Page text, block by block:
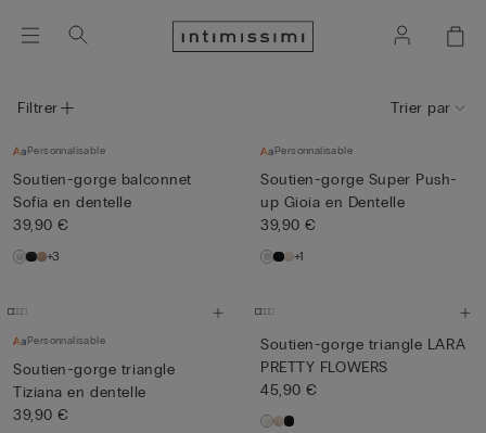
Filtrer Trier par
Personnalisable
Soutien-gorge balconnet
Sofia en dentelle
39,90 €
+3
Personnalisable
Soutien-gorge Super Push-
up Gioia en Dentelle
39,90 €
+1
Personnalisable
Soutien-gorge triangle
Tiziana en dentelle
39,90 €
Soutien-gorge triangle LARA
PRETTY FLOWERS
45,90 €